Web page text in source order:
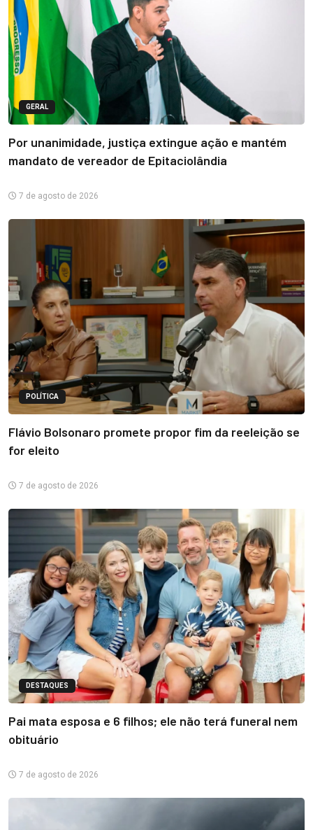
GERAL
Por unanimidade, justiça extingue ação e mantém
mandato de vereador de Epitaciolândia
7 de agosto de 2026
POLÍTICA
Flávio Bolsonaro promete propor fim da reeleição se
for eleito
7 de agosto de 2026
DESTAQUES
Pai mata esposa e 6 filhos; ele não terá funeral nem
obituário
7 de agosto de 2026